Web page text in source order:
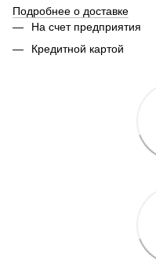
Подробнее о доставке
На счет предприятия
Кредитной картой